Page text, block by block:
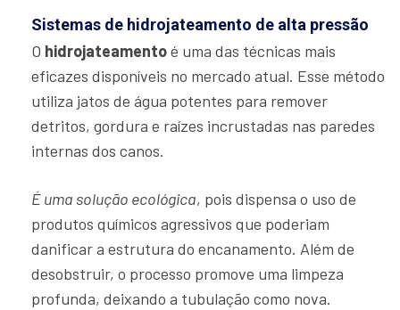
Sistemas de hidrojateamento de alta pressão
O hidrojateamentoé uma das técnicas mais
eficazes disponíveis no mercado atual. Esse método
utiliza jatos de água potentes para remover
detritos, gordura e raízes incrustadas nas paredes
internas dos canos.
É uma solução ecológica, pois dispensa o uso de
produtos químicos agressivos que poderiam
danificar a estrutura do encanamento. Além de
desobstruir, o processo promove uma limpeza
profunda, deixando a tubulação como nova.